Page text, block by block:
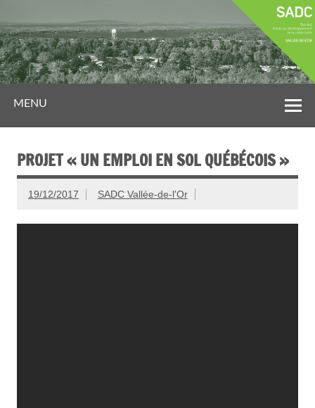
MENU
PROJET « UN EMPLOI EN SOL QUÉBÉCOIS »
19/12/2017 SADC Vallée-de-l'Or